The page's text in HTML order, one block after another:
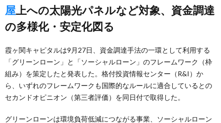
屋上への太陽光パネルなど対象、資金調達
の多様化・安定化図る
霞ヶ関キャピタルは9月27日、資金調達手法の一環として利用する
「グリーンローン」と「ソーシャルローン」のフレームワーク（枠
組み）を策定したと発表した。格付投資情報センター（R&I）か
ら、いずれのフレームワークも国際的なルールに適合しているとの
セカンドオピニオン（第三者評価）を同日付で取得した。
グリーンローンは環境負荷低減につながる事業、ソーシャルローン